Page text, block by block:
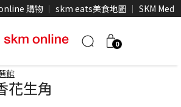
購物 skm eats美食地圖 SKM Media
0
館
花生角